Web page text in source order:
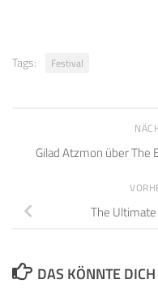
Tags: Festival
Gilad Atzmon über The
The
DAS KÖNNTE